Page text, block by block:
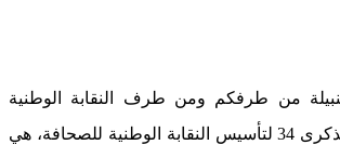
من طرفكم ومن طرف النقابة الوطنية
للصحافة بمناسبة الذكرى 34 لتأسيس النقابة الوطنية للصحافة، هي